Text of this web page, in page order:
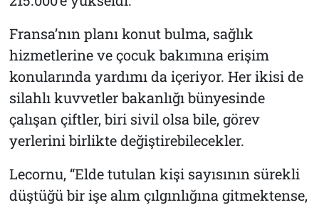
Fransa’nın planı konut bulma, sağlık
hizmetlerine ve çocuk bakımına erişim
konularında yardımı da içeriyor. Her ikisi de
silahlı kuvvetler bakanlığı bünyesinde
çalışan çiftler, biri sivil olsa bile, görev
yerlerini birlikte değiştirebilecekler.
Lecornu, “Elde tutulan kişi sayısının sürekli
düştüğü bir işe alım çılgınlığına gitmektense,